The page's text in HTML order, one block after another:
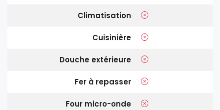
Climatisation
Cuisinière
Douche extérieure
Fer à repasser
Four micro-onde